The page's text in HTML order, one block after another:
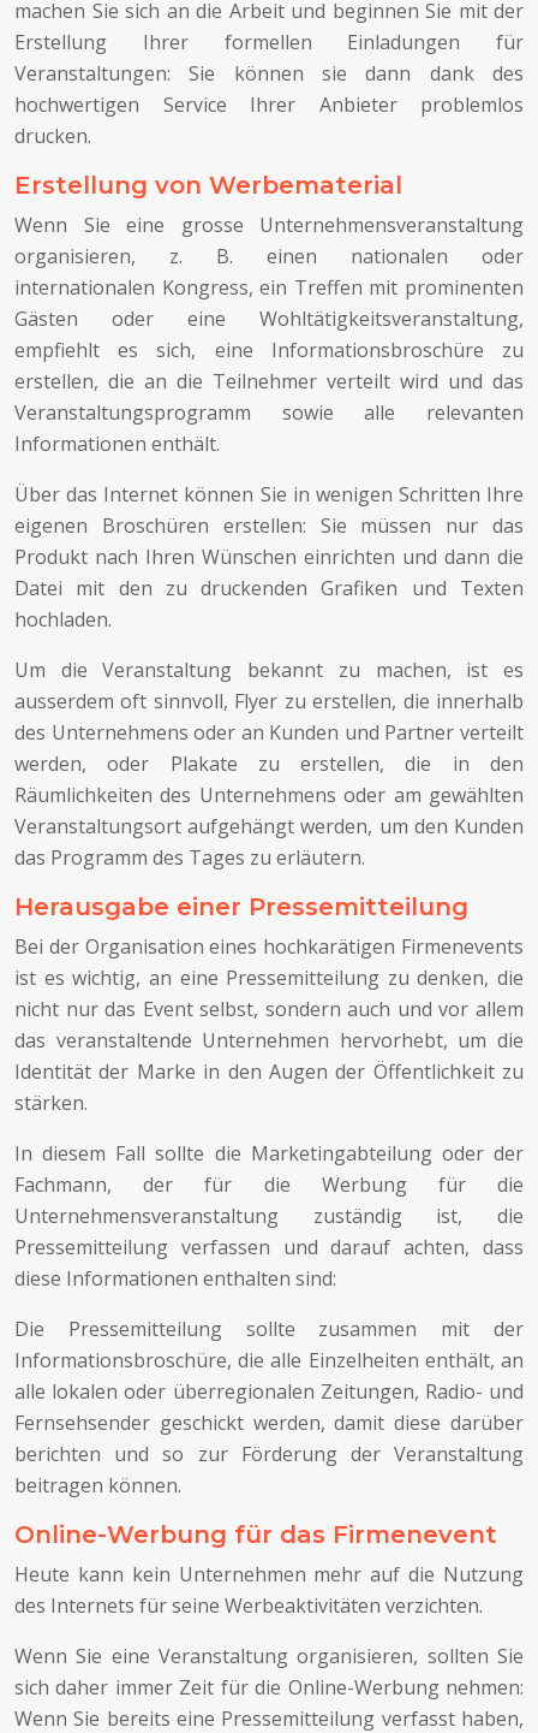
machen Sie sich an die Arbeit und beginnen Sie mit der
Erstellung Ihrer formellen Einladungen für
Veranstaltungen: Sie können sie dann dank des
hochwertigen Service Ihrer Anbieter problemlos
drucken.
Erstellung von Werbematerial
Wenn Sie eine grosse Unternehmensveranstaltung
organisieren, z. B. einen nationalen oder
internationalen Kongress, ein Treffen mit prominenten
Gästen oder eine Wohltätigkeitsveranstaltung,
empfiehlt es sich, eine Informationsbroschüre zu
erstellen, die an die Teilnehmer verteilt wird und das
Veranstaltungsprogramm sowie alle relevanten
Informationen enthält.
Über das Internet können Sie in wenigen Schritten Ihre
eigenen Broschüren erstellen: Sie müssen nur das
Produkt nach Ihren Wünschen einrichten und dann die
Datei mit den zu druckenden Grafiken und Texten
hochladen.
Um die Veranstaltung bekannt zu machen, ist es
ausserdem oft sinnvoll, Flyer zu erstellen, die innerhalb
des Unternehmens oder an Kunden und Partner verteilt
werden, oder Plakate zu erstellen, die in den
Räumlichkeiten des Unternehmens oder am gewählten
Veranstaltungsort aufgehängt werden, um den Kunden
das Programm des Tages zu erläutern.
Herausgabe einer Pressemitteilung
Bei der Organisation eines hochkarätigen Firmenevents
ist es wichtig, an eine Pressemitteilung zu denken, die
nicht nur das Event selbst, sondern auch und vor allem
das veranstaltende Unternehmen hervorhebt, um die
Identität der Marke in den Augen der Öffentlichkeit zu
stärken.
In diesem Fall sollte die Marketingabteilung oder der
Fachmann, der für die Werbung für die
Unternehmensveranstaltung zuständig ist, die
Pressemitteilung verfassen und darauf achten, dass
diese Informationen enthalten sind:
Die Pressemitteilung sollte zusammen mit der
Informationsbroschüre, die alle Einzelheiten enthält, an
alle lokalen oder überregionalen Zeitungen, Radio- und
Fernsehsender geschickt werden, damit diese darüber
berichten und so zur Förderung der Veranstaltung
beitragen können.
Online-Werbung für das Firmenevent
Heute kann kein Unternehmen mehr auf die Nutzung
des Internets für seine Werbeaktivitäten verzichten.
Wenn Sie eine Veranstaltung organisieren, sollten Sie
sich daher immer Zeit für die Online-Werbung nehmen:
Wenn Sie bereits eine Pressemitteilung verfasst haben,